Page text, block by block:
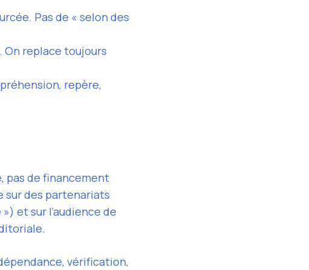
Pas de « selon des
On replace toujours
repère,
pas de financement
sur des partenariats
et sur l’audience de
vérification,